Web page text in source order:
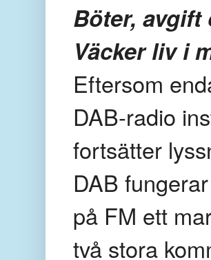
Böter,
Väcker liv i
Eftersom
DAB-radio
fortsätter
DAB
på FM ett
två stora